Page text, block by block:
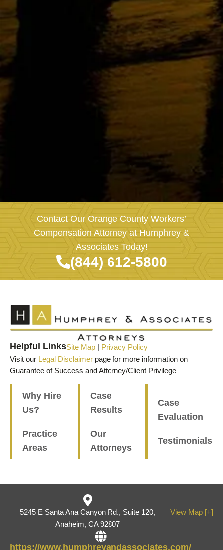
Contact Our Orange County Workers’
Compensation Attorney at Humphrey &
Associates Today!
(844) 612-5800
Helpful LinksSite Map | Privacy Policy
Visit our Legal Disclaimer page for more information on
Guarantee of Success and Attorney/Client Privilege
Why Hire
Us?
Practice
Areas
Case
Results
Our
Attorneys
Case
Evaluation
Testimonials
5245 E Santa Ana Canyon Rd., Suite 120,
Anaheim, CA 92807
View Map [+]
https://www.humphreyandassociates.com/